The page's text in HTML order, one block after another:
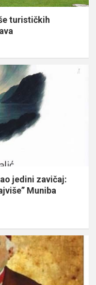
turističkih
jedini zavičaj:
Muniba